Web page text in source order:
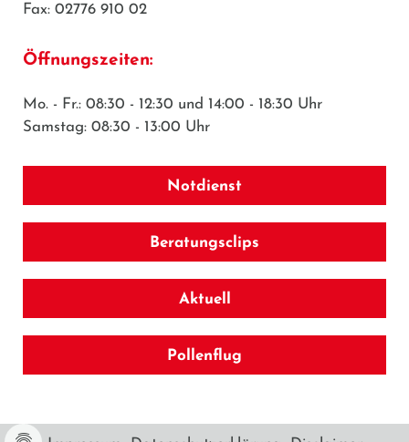
Fax: 02776 910 02
Öffnungszeiten:
Mo. - Fr.: 08:30 - 12:30 und 14:00 - 18:30 Uhr
Samstag: 08:30 - 13:00 Uhr
Notdienst
Beratungsclips
Aktuell
Pollenflug